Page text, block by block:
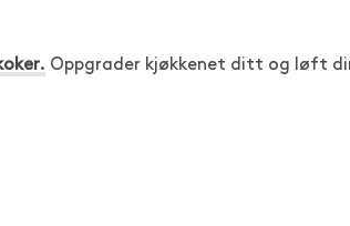
Oppgrader kjøkkenet ditt og løft